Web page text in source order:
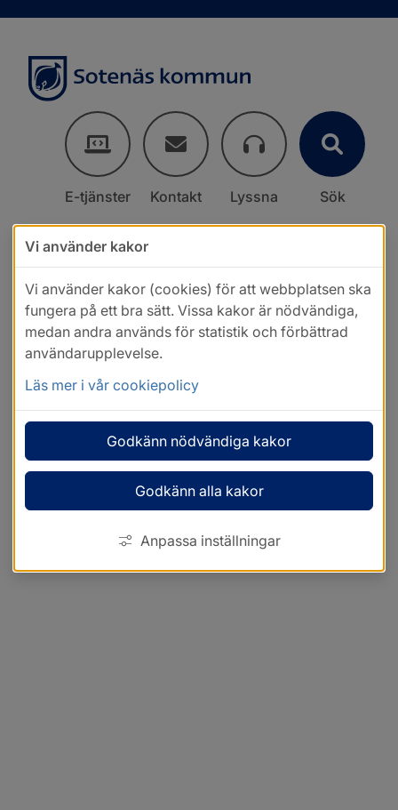
E-tjänster Kontakt Lyssna Sök
Vi använder kakor
Vi använder kakor (cookies) för att webbplatsen ska
fungera på ett bra sätt. Vissa kakor är nödvändiga,
medan andra används för statistik och förbättrad
användarupplevelse.
Läs mer i vår cookiepolicy
Godkänn nödvändiga kakor
Godkänn alla kakor
Anpassa inställningar